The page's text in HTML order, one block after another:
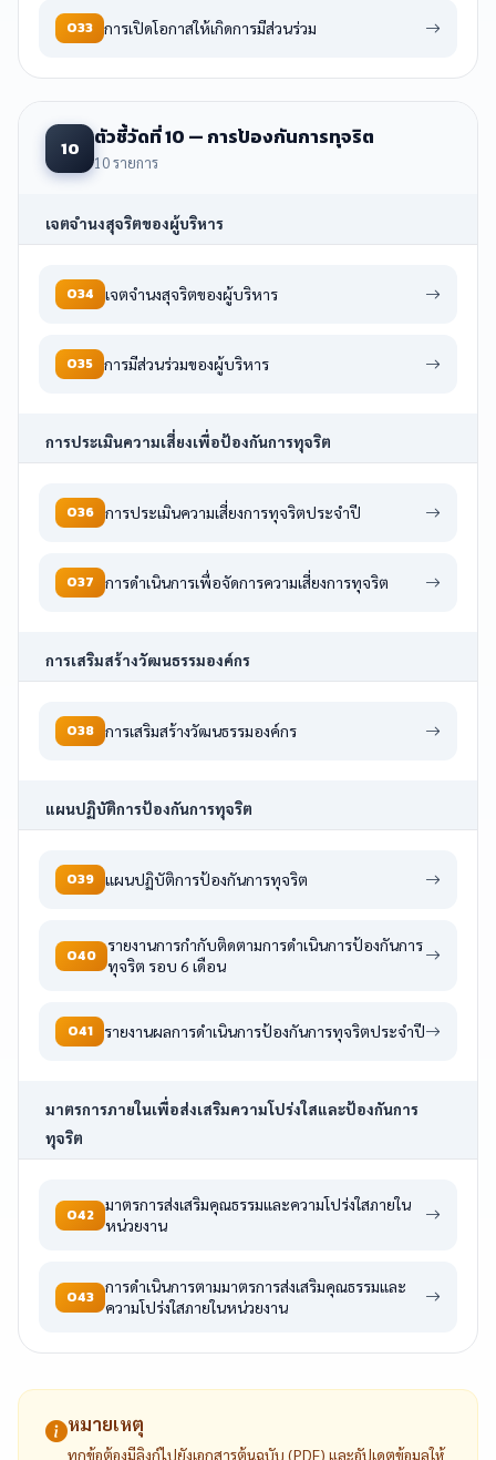
O33 การเปิดโอกาสให้เกิดการมีส่วนร่วม
10 ตัวชี้วัดที่ 10 — การป้องกันการทุจริต
10 รายการ
เจตจำนงสุจริตของผู้บริหาร
O34 เจตจำนงสุจริตของผู้บริหาร
O35 การมีส่วนร่วมของผู้บริหาร
การประเมินความเสี่ยงเพื่อป้องกันการทุจริต
O36 การประเมินความเสี่ยงการทุจริตประจำปี
O37 การดำเนินการเพื่อจัดการความเสี่ยงการทุจริต
การเสริมสร้างวัฒนธรรมองค์กร
O38 การเสริมสร้างวัฒนธรรมองค์กร
แผนปฏิบัติการป้องกันการทุจริต
O39 แผนปฏิบัติการป้องกันการทุจริต
O40
รายงานการกำกับติดตามการดำเนินการป้องกันการ
ทุจริต รอบ 6 เดือน
O41 รายงานผลการดำเนินการป้องกันการทุจริตประจำปี
มาตรการภายในเพื่อส่งเสริมความโปร่งใสและป้องกันการ
ทุจริต
O42
มาตรการส่งเสริมคุณธรรมและความโปร่งใสภายใน
หน่วยงาน
O43
การดำเนินการตามมาตรการส่งเสริมคุณธรรมและ
ความโปร่งใสภายในหน่วยงาน
หมายเหตุ
ทุกข้อต้องมีลิงก์ไปยังเอกสารต้นฉบับ (PDF) และอัปเดตข้อมูลให้